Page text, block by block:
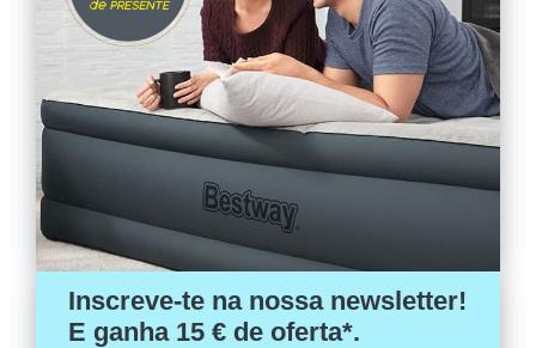
Inscreve-te na nossa newsletter!
E ganha 15 € de oferta*.